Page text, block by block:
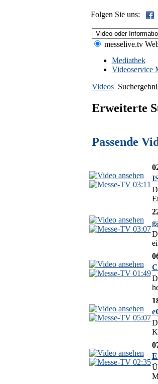
Folgen Sie uns:
messelive.tv
Mediathek
Videoservice
Videos
Erweiterte
Passende
03:11
03:07
01:49
05:07
02:35